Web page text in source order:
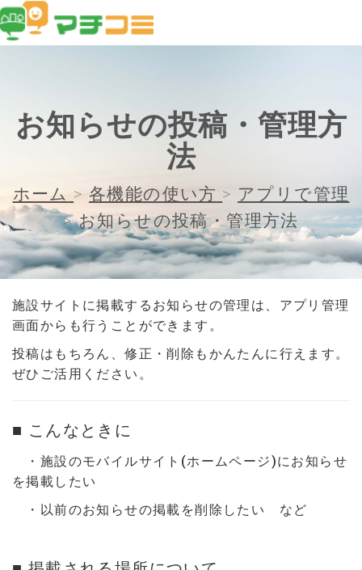
お知らせの投稿・管理方
法
ホーム > 各機能の使い方 > アプリで管理
> お知らせの投稿・管理方法
施設サイトに掲載するお知らせの管理は、アプリ管理
画面からも行うことができます。
投稿はもちろん、修正・削除もかんたんに行えます。
ぜひご活用ください。
■ こんなときに
・施設のモバイルサイト(ホームページ)にお知らせ
を掲載したい
・以前のお知らせの掲載を削除したい など